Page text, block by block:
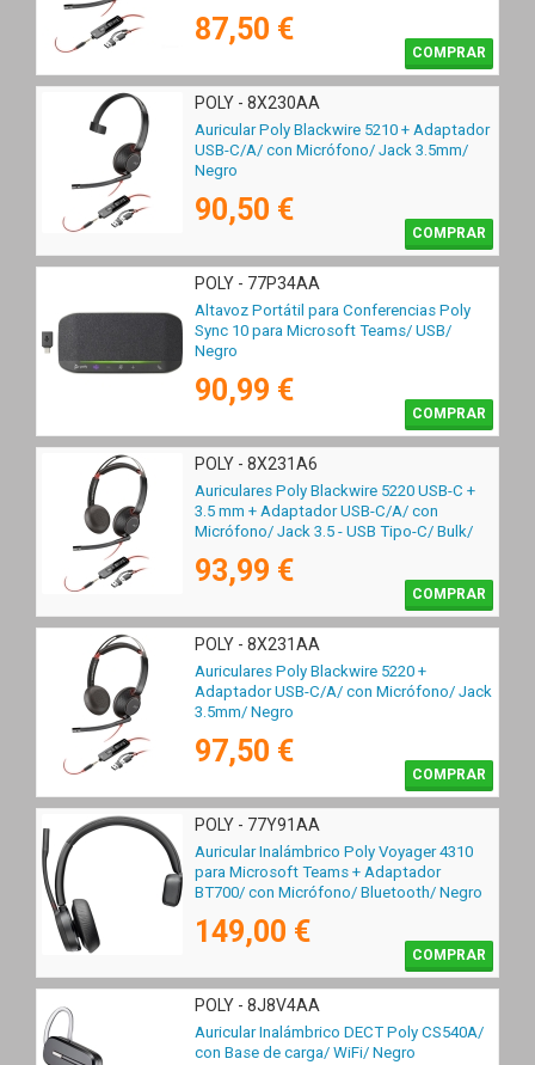
87,50 €
COMPRAR
POLY - 8X230AA
Auricular Poly Blackwire 5210 + Adaptador
USB-C/A/ con Micrófono/ Jack 3.5mm/
Negro
90,50 €
COMPRAR
POLY - 77P34AA
Altavoz Portátil para Conferencias Poly
Sync 10 para Microsoft Teams/ USB/
Negro
90,99 €
COMPRAR
POLY - 8X231A6
Auriculares Poly Blackwire 5220 USB-C +
3.5 mm + Adaptador USB-C/A/ con
Micrófono/ Jack 3.5 - USB Tipo-C/ Bulk/
93,99 €
COMPRAR
POLY - 8X231AA
Auriculares Poly Blackwire 5220 +
Adaptador USB-C/A/ con Micrófono/ Jack
3.5mm/ Negro
97,50 €
COMPRAR
POLY - 77Y91AA
Auricular Inalámbrico Poly Voyager 4310
para Microsoft Teams + Adaptador
BT700/ con Micrófono/ Bluetooth/ Negro
149,00 €
COMPRAR
POLY - 8J8V4AA
Auricular Inalámbrico DECT Poly CS540A/
con Base de carga/ WiFi/ Negro